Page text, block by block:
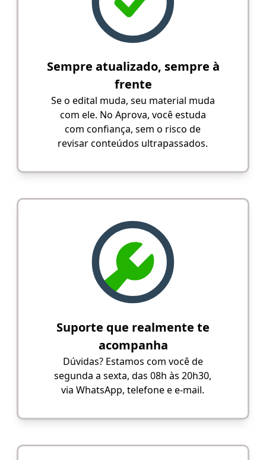
Sempre atualizado, sempre à
frente
Se o edital muda, seu material muda
com ele. No Aprova, você estuda
com confiança, sem o risco de
revisar conteúdos ultrapassados.
Suporte que realmente te
acompanha
Dúvidas? Estamos com você de
segunda a sexta, das 08h às 20h30,
via WhatsApp, telefone e e-mail.